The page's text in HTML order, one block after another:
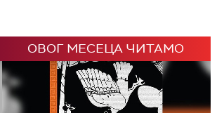
ОВОГ МЕСЕЦА ЧИТАМО